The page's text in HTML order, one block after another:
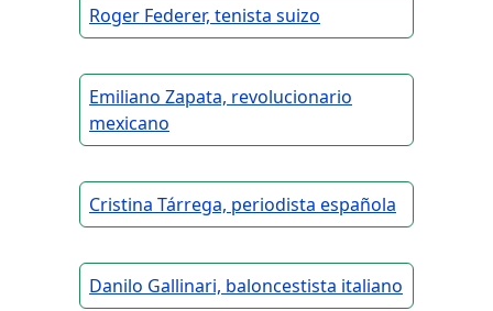
Roger Federer, tenista suizo
Emiliano Zapata, revolucionario
mexicano
Cristina Tárrega, periodista española
Danilo Gallinari, baloncestista italiano